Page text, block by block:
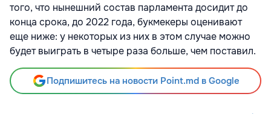
того, что нынешний состав парламента досидит до
конца срока, до 2022 года, букмекеры оценивают
еще ниже: у некоторых из них в этом случае можно
будет выиграть в четыре раза больше, чем поставил.
Подпишитесь на новости Point.md в Google